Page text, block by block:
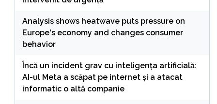
Analysis shows heatwave puts pressure on
Europe's economy and changes consumer
behavior
Încă un incident grav cu inteligența artificială:
AI-ul Meta a scăpat pe internet și a atacat
informatic o altă companie